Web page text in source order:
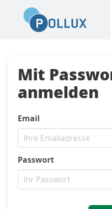
Mit
anmelden
Email
Passwort